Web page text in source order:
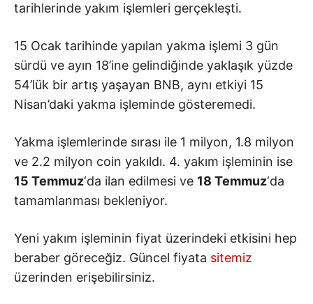
tarihlerinde yakım işlemleri gerçekleşti.
15 Ocak tarihinde yapılan yakma işlemi 3 gün
sürdü ve ayın 18’ine gelindiğinde yaklaşık yüzde
54’lük bir artış yaşayan BNB, aynı etkiyi 15
Nisan’daki yakma işleminde gösteremedi.
Yakma işlemlerinde sırası ile 1 milyon, 1.8 milyon
ve 2.2 milyon coin yakıldı. 4. yakım işleminin ise
15 Temmuz‘da ilan edilmesi ve 18 Temmuz‘da
tamamlanması bekleniyor.
Yeni yakım işleminin fiyat üzerindeki etkisini hep
beraber göreceğiz. Güncel fiyata sitemiz
üzerinden erişebilirsiniz.